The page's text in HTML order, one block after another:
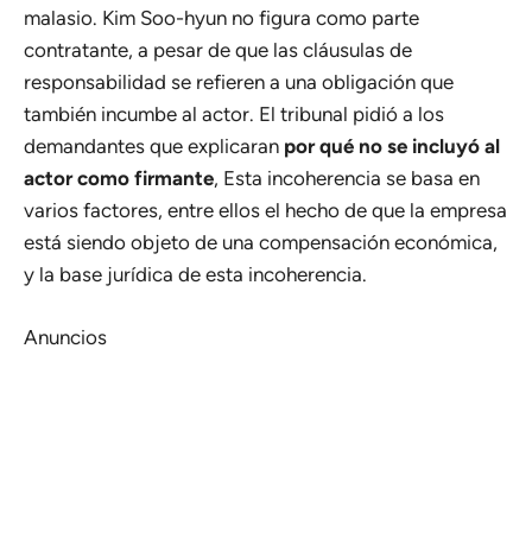
malasio. Kim Soo-hyun no figura como parte
contratante, a pesar de que las cláusulas de
responsabilidad se refieren a una obligación que
también incumbe al actor. El tribunal pidió a los
demandantes que explicaran por qué no se incluyó al
actor como firmante, Esta incoherencia se basa en
varios factores, entre ellos el hecho de que la empresa
está siendo objeto de una compensación económica,
y la base jurídica de esta incoherencia.
Anuncios